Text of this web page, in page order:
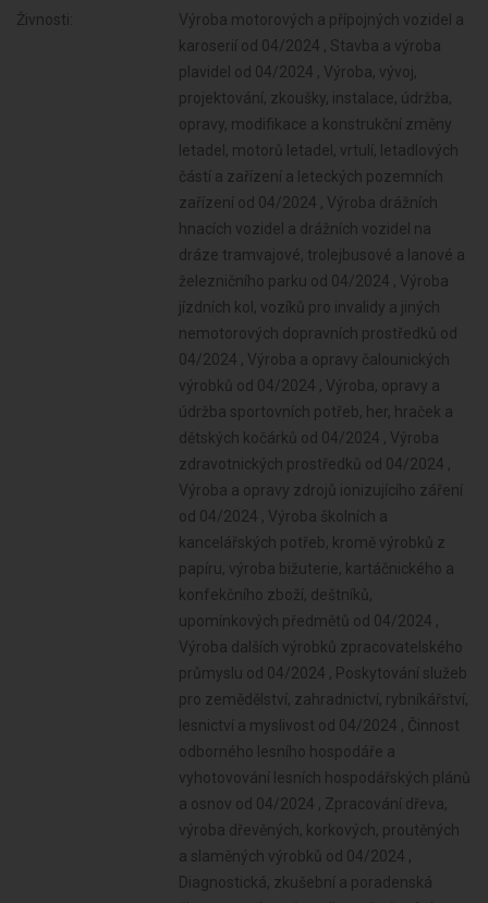
Živnosti: Výroba motorových a přípojných vozidel a karoserií od 04/2024 , Stavba a výroba plavidel od 04/2024 , Výroba, vývoj, projektování, zkoušky, instalace, údržba, opravy, modifikace a konstrukční změny letadel, motorů letadel, vrtulí, letadlových částí a zařízení a leteckých pozemních zařízení od 04/2024 , Výroba drážních hnacích vozidel a drážních vozidel na dráze tramvajové, trolejbusové a lanové a železničního parku od 04/2024 , Výroba jízdních kol, vozíků pro invalidy a jiných nemotorových dopravních prostředků od 04/2024 , Výroba a opravy čalounických výrobků od 04/2024 , Výroba, opravy a údržba sportovních potřeb, her, hraček a dětských kočárků od 04/2024 , Výroba zdravotnických prostředků od 04/2024 , Výroba a opravy zdrojů ionizujícího záření od 04/2024 , Výroba školních a kancelářských potřeb, kromě výrobků z papíru, výroba bižuterie, kartáčnického a konfekčního zboží, deštníků, upomínkových předmětů od 04/2024 , Výroba dalších výrobků zpracovatelského průmyslu od 04/2024 , Poskytování služeb pro zemědělství, zahradnictví, rybníkářství, lesnictví a myslivost od 04/2024 , Činnost odborného lesního hospodáře a vyhotovování lesních hospodářských plánů a osnov od 04/2024 , Zpracování dřeva, výroba dřevěných, korkových, proutěných a slaměných výrobků od 04/2024 , Diagnostická, zkušební a poradenská činnost v ochraně rostlin a ošetřování rostlin, rostlinných produktů, objektů a půdy proti škodlivým organismům přípravky na ochranu rostlin nebo biocidními přípravky od 04/2024 , Výroba vlákniny, papíru a lepenky a zboží z těchto materiálů od 04/2024 , Vydavatelské činnosti, polygrafická výroba, knihařské a kopírovací práce od 04/2024 , Nakládání s reprodukčním materiálem lesních dřevin od 04/2024 , Chov zvířat a jejich výcvik (s výjimkou živočišné výroby) od 04/2024 , Výroba, rozmnožování, distribuce, prodej, pronájem zvukových a zvukově-obrazových záznamů a výroba nenahraných nosičů údajů a záznamů od 04/2024 , Úprava nerostů, dobývání rašeliny a bahna od 04/2024 , Výroba koksu, surového dehtu a jiných pevných paliv od 04/2024 , Výroba chemických látek a chemických směsí nebo předmětů a kosmetických přípravků od 04/2024 , Výroba hnojiv od 04/2024 , Výroba plastových a pryžových výrobků od 04/2024 , Výroba a zpracování skla od 04/2024 , Výroba stavebních hmot, porcelánových, keramických a sádrových výrobků od 04/2024 , Výroba brusiv a ostatních minerálních nekovových výrobků od 04/2024 , Broušení technického a šperkového kamene od 04/2024 , Výroba a hutní zpracování železa, drahých a neželezných kovů a jejich slitin od 04/2024 , Výroba kovových konstrukcí a kovodělných výrobků od 04/2024 , Umělecko-řemeslné zpracování kovů od 04/2024 , Povrchové úpravy a svařování kovů a dalších materiálů od 04/2024 , Výroba měřicích, zkušebních, navigačních, optických a fotografických přístrojů a zařízení od 04/2024 , Výroba elektronických součástek, elektrických zařízení a výroba a opravy elektrických strojů, přístrojů a elektronických zařízení pracujících na malém napětí od 04/2024 , Výroba neelektrických zařízení pro domácnost od 04/2024 , Výroba strojů a zařízení od 04/2024 , Provozování vodovodů a kanalizací a úprava a rozvod vody od 04/2024 , Nakládání s odpady (vyjma nebezpečných) od 04/2024 , Přípravné a dokončovací stavební práce, specializované stavební činnosti od 04/2024 , Sklenářské práce, rámování a paspartování od 04/2024 , Zprostředkování obchodu a služeb od 04/2024 , Velkoobchod a maloobchod od 04/2024 , Zastavárenská činnost a maloobchod s použitým zbožím od 04/2024 , Údržba motorových vozidel a jejich příslušenství od 04/2024 , Potrubní a pozemní doprava (vyjma železniční a silniční motorové dopravy) od 04/2024 , Skladování, balení zboží, manipulace s nákladem a technické činnosti v dopravě od 04/2024 , Zasilatelství a zastupování v celním řízení od 04/2024 , Poskytování software, poradenství v oblasti informačních technologií, zpracování dat, hostingové a související činnosti a webové portály od 04/2024 , Činnost informačních a zpravodajských kanceláří od 04/2024 , Nákup, prodej, správa a údržba nemovitostí